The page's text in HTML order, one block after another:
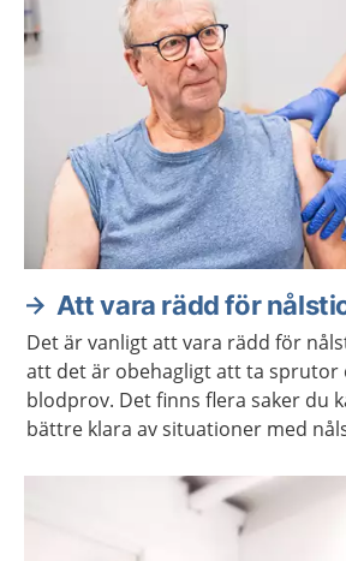
Att vara rädd för
Det är vanligt att vara rädd för
att det är obehagligt att ta sprutor
blodprov. Det finns flera saker du
bättre klara av situationer med